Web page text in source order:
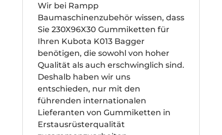
Wir bei Rampp
Baumaschinenzubehör wissen, dass
Sie 230X96X30 Gummiketten für
Ihren Kubota K013 Bagger
benötigen, die sowohl von hoher
Qualität als auch erschwinglich sind.
Deshalb haben wir uns
entschieden, nur mit den
führenden internationalen
Lieferanten von Gummiketten in
Erstausrüsterqualität